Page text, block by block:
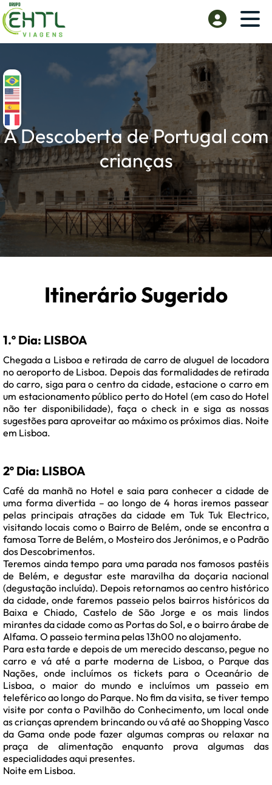
À Descoberta de Portugal com
crianças
Itinerário Sugerido
1.º Dia: LISBOA
Chegada a Lisboa e retirada de carro de aluguel de locadora
no aeroporto de Lisboa. Depois das formalidades de retirada
do carro, siga para o centro da cidade, estacione o carro em
um estacionamento público perto do Hotel (em caso do Hotel
não ter disponibilidade), faça o check in e siga as nossas
sugestões para aproveitar ao máximo os próximos dias. Noite
em Lisboa.
2º Dia: LISBOA
Café da manhã no Hotel e saia para conhecer a cidade de
uma forma divertida – ao longo de 4 horas iremos passear
pelas principais atrações da cidade em Tuk Tuk Electrico,
visitando locais como o Bairro de Belém, onde se encontra a
famosa Torre de Belém, o Mosteiro dos Jerónimos, e o Padrão
dos Descobrimentos.
Teremos ainda tempo para uma parada nos famosos pastéis
de Belém, e degustar este maravilha da doçaria nacional
(degustação incluída). Depois retornamos ao centro histórico
da cidade, onde faremos passeio pelos bairros históricos da
Baixa e Chiado, Castelo de São Jorge e os mais lindos
mirantes da cidade como as Portas do Sol, e o bairro árabe de
Alfama. O passeio termina pelas 13h00 no alojamento.
Para esta tarde e depois de um merecido descanso, pegue no
carro e vá até a parte moderna de Lisboa, o Parque das
Nações, onde incluímos os tickets para o Oceanário de
Lisboa, o maior do mundo e incluímos um passeio em
teleférico ao longo do Parque. No fim da visita, se tiver tempo
visite por conta o Pavilhão do Conhecimento, um local onde
as crianças aprendem brincando ou vá até ao Shopping Vasco
da Gama onde pode fazer algumas compras ou relaxar na
praça de alimentação enquanto prova algumas das
especialidades aqui presentes.
Noite em Lisboa.